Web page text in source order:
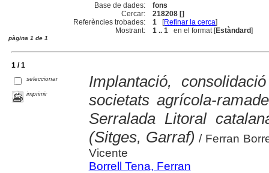
Base de dades:
fons
Cercar:
218208 []
Referències trobades:
1 [Refinar la cerca]
Mostrant:
1 .. 1 en el format [Estàndard]
pàgina 1 de 1
1 / 1
seleccionar
imprimir
Implantació,
societats agrícola-
Serralada Litoral
(Sitges, Garraf) / Ferran
Vicente
Borrell Tena, Ferran